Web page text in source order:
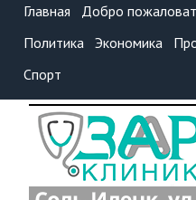
Главная Добро
Политика Экономика
Спорт